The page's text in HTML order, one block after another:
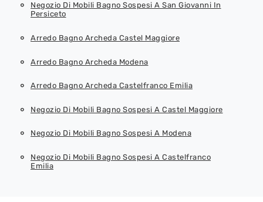
Negozio Di Mobili Bagno Sospesi A San Giovanni In
Persiceto
Arredo Bagno Archeda Castel Maggiore
Arredo Bagno Archeda Modena
Arredo Bagno Archeda Castelfranco Emilia
Negozio Di Mobili Bagno Sospesi A Castel Maggiore
Negozio Di Mobili Bagno Sospesi A Modena
Negozio Di Mobili Bagno Sospesi A Castelfranco
Emilia